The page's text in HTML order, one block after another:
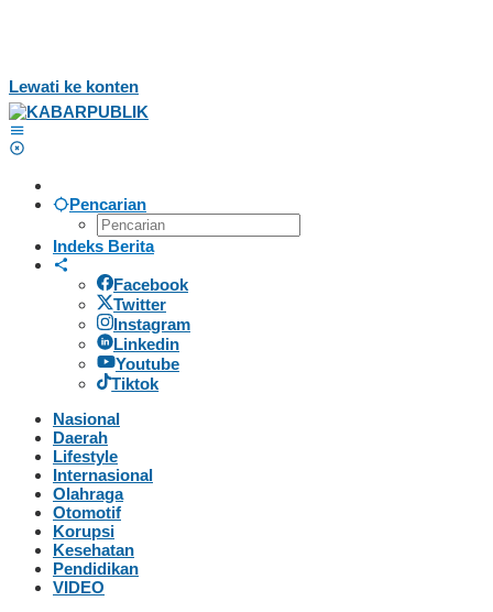
Lewati ke konten
Pencarian
Indeks Berita
Facebook
Twitter
Instagram
Linkedin
Youtube
Tiktok
Nasional
Daerah
Lifestyle
Internasional
Olahraga
Otomotif
Korupsi
Kesehatan
Pendidikan
VIDEO